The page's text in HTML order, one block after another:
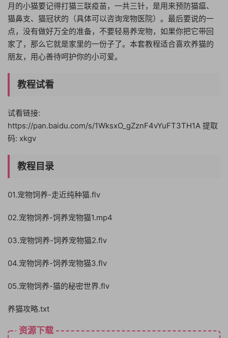
月的小猫要记得打猫三联疫苗，一共三针，是用来预防猫瘟、
猫鼻支、猫冠状的（具体可以咨询宠物医院）。最后要说的一
点，没有做好万全的准备，不要轻易养宠物，如果你把它带回
家了，那么它就是家里的一份子了。本套教程适合喜欢养猫的
朋友，用心善待呵护你的小可爱。
教程试看
试看链接:
https://pan.baidu.com/s/1WksxO_gZznF4vYuFT3TH1A 提取
码: xkgv
教程目录
01.宠物饲养-走近纯种猫.flv
02.宠物饲养-饲养宠物猫1.mp4
03.宠物饲养-饲养宠物猫2.flv
04.宠物饲养-饲养宠物猫3.flv
05.宠物饲养-猫的秘密世界.flv
养猫攻略.txt
资源下载